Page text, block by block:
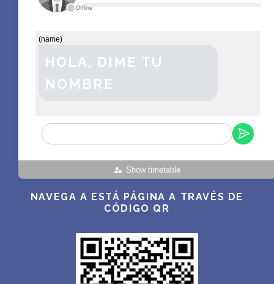
Offline
Show timetable
(name)
HOLA, DIME TU
NOMBRE
NAVEGA A ESTÁ PÁGINA A TRAVÉS DE
CÓDIGO QR